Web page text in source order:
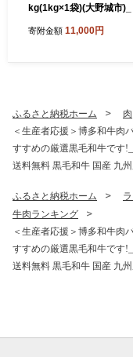
kg(1kg×1袋)(大野城市)_
然 熟成 天日塩 おやつ ス
寄附金額 11,000円
ふるさと納税ホーム 肉
＜生産者応援＞博多和牛肉
すすめの厳選黒毛和牛です
送料無料 黒毛和牛 国産 九州
ふるさと納税ホーム
牛肉ランキング
＜生産者応援＞博多和牛肉
すすめの厳選黒毛和牛です
送料無料 黒毛和牛 国産 九州